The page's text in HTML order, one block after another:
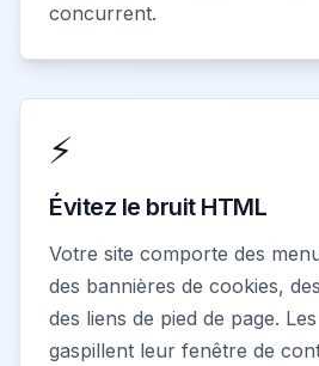
concurrent.
⚡
Évitez le bruit HTML
Votre site comporte des
des bannières de cookies,
des liens de pied de page.
gaspillent leur fenêtre de